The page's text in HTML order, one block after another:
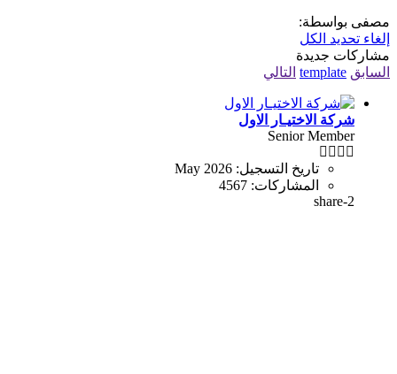
مصفى بواسطة:
إلغاء تحديد الكل
مشاركات جديدة
السابق template التالي
شركة الاختيـار الاول
Senior Member
تاريخ التسجيل: May 2026
المشاركات: 4567
share-2